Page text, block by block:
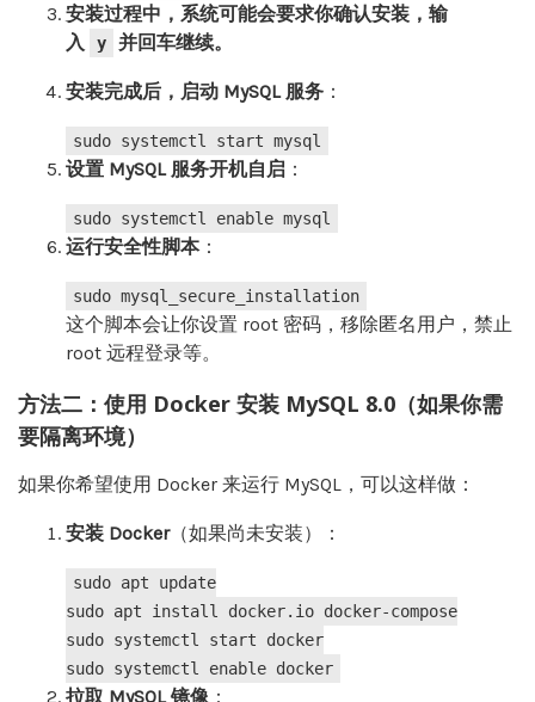
安装过程中，系统可能会要求你确认安装，输
入
y 并回车继续。
安装完成后，启动 MySQL 服务 ‌：
sudo systemctl start mysql
设置 MySQL 服务开机自启 ‌：
sudo systemctl enable mysql
运行安全性脚本‌：
sudo mysql_secure_installation
这个脚本会让你设置 root 密码，移除匿名用户，禁止
root 远程登录等。
方法二：使用 Docker 安装 MySQL 8.0（如果你需
要隔离环境）
如果你希望使用 Docker 来运行 MySQL，可以这样做：
安装 Docker‌（如果尚未安装）：
sudo apt update
sudo apt install docker.io docker-compose
sudo systemctl start docker
sudo systemctl enable docker
拉取 MySQL 镜像 ‌：